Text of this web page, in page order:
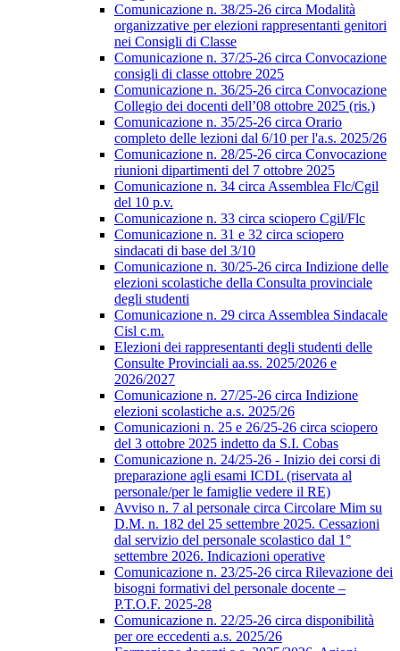
Comunicazione n. 38/25-26 circa Modalità
organizzative per elezioni rappresentanti genitori
nei Consigli di Classe
Comunicazione n. 37/25-26 circa Convocazione
consigli di classe ottobre 2025
Comunicazione n. 36/25-26 circa Convocazione
Collegio dei docenti dell’08 ottobre 2025 (ris.)
Comunicazione n. 35/25-26 circa Orario
completo delle lezioni dal 6/10 per l'a.s. 2025/26
Comunicazione n. 28/25-26 circa Convocazione
riunioni dipartimenti del 7 ottobre 2025
Comunicazione n. 34 circa Assemblea Flc/Cgil
del 10 p.v.
Comunicazione n. 33 circa sciopero Cgil/Flc
Comunicazione n. 31 e 32 circa sciopero
sindacati di base del 3/10
Comunicazione n. 30/25-26 circa Indizione delle
elezioni scolastiche della Consulta provinciale
degli studenti
Comunicazione n. 29 circa Assemblea Sindacale
Cisl c.m.
Elezioni dei rappresentanti degli studenti delle
Consulte Provinciali aa.ss. 2025/2026 e
2026/2027
Comunicazione n. 27/25-26 circa Indizione
elezioni scolastiche a.s. 2025/26
Comunicazioni n. 25 e 26/25-26 circa sciopero
del 3 ottobre 2025 indetto da S.I. Cobas
Comunicazione n. 24/25-26 - Inizio dei corsi di
preparazione agli esami ICDL (riservata al
personale/per le famiglie vedere il RE)
Avviso n. 7 al personale circa Circolare Mim su
D.M. n. 182 del 25 settembre 2025. Cessazioni
dal servizio del personale scolastico dal 1°
settembre 2026. Indicazioni operative
Comunicazione n. 23/25-26 circa Rilevazione dei
bisogni formativi del personale docente –
P.T.O.F. 2025-28
Comunicazione n. 22/25-26 circa disponibilità
per ore eccedenti a.s. 2025/26